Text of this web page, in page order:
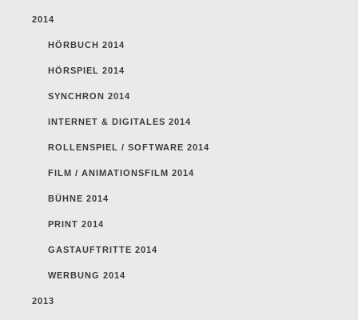
2014
HÖRBUCH 2014
HÖRSPIEL 2014
SYNCHRON 2014
INTERNET & DIGITALES 2014
ROLLENSPIEL / SOFTWARE 2014
FILM / ANIMATIONSFILM 2014
BÜHNE 2014
PRINT 2014
GASTAUFTRITTE 2014
WERBUNG 2014
2013